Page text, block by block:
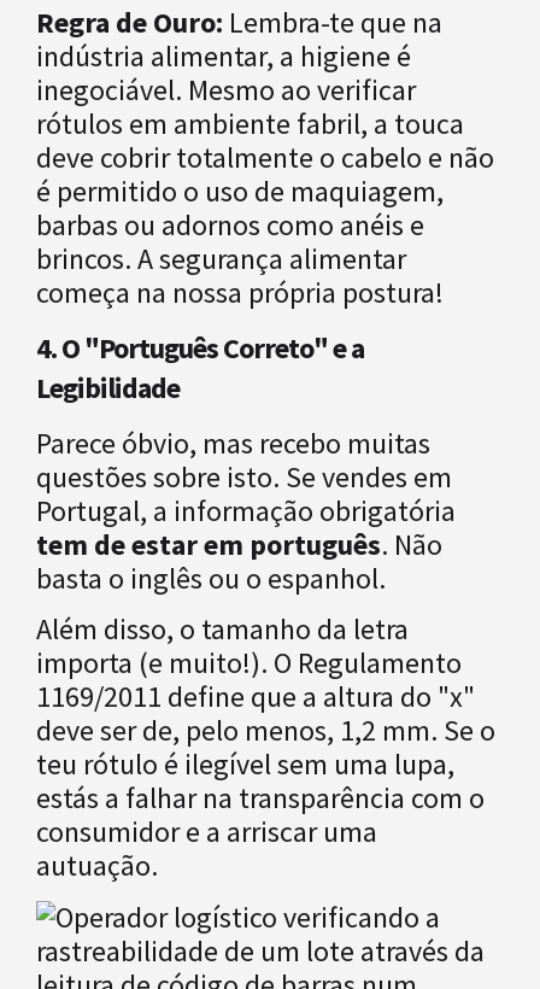
Regra de Ouro: Lembra-te que na
indústria alimentar, a higiene é
inegociável. Mesmo ao verificar
rótulos em ambiente fabril, a touca
deve cobrir totalmente o cabelo e não
é permitido o uso de maquiagem,
barbas ou adornos como anéis e
brincos. A segurança alimentar
começa na nossa própria postura!
4. O "Português Correto" e a
Legibilidade
Parece óbvio, mas recebo muitas
questões sobre isto. Se vendes em
Portugal, a informação obrigatória
tem de estar em português. Não
basta o inglês ou o espanhol.
Além disso, o tamanho da letra
importa (e muito!). O Regulamento
1169/2011 define que a altura do "x"
deve ser de, pelo menos, 1,2 mm. Se o
teu rótulo é ilegível sem uma lupa,
estás a falhar na transparência com o
consumidor e a arriscar uma
autuação.